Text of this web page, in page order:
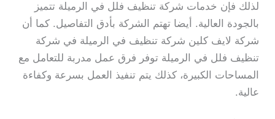
لذلك فإن خدمات شركة تنظيف فلل في الرميلة تتميز
بالجودة العالية. أيضا تهتم الشركة بأدق التفاصيل. كما أن
شركة لايف كلين شركة تنظيف في الرميلة في شركة
تنظيف فلل في الرميلة توفر فرق عمل مدربة للتعامل مع
المساحات الكبيرة، كذلك يتم تنفيذ العمل بسرعة وكفاءة
عالية.